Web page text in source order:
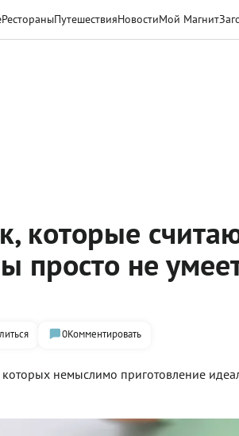
РестораныПутешествияНовостиМой Магнит
которые
просто не
0Комментировать
немыслимо приготовление